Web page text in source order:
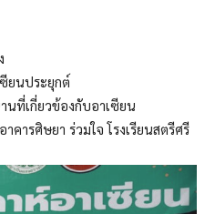
ยนประยุกต์
นที่เกี่ยวข้องกับอาเซียน
ารศิษยา ร่วมใจ โรงเรียนสตรีศรี